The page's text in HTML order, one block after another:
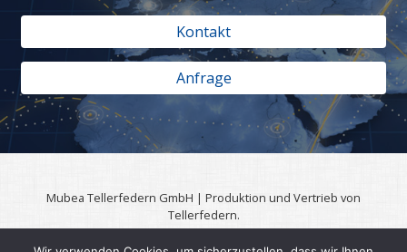
Kontakt
Anfrage
Mubea Tellerfedern GmbH | Produktion und Vertrieb von
Tellerfedern.